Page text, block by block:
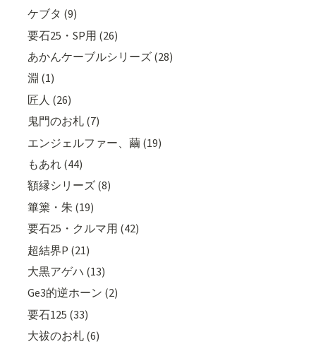
ケブタ (9)
要石25・SP用 (26)
あかんケーブルシリーズ (28)
淵 (1)
匠人 (26)
鬼門のお札 (7)
エンジェルファー、繭 (19)
もあれ (44)
額縁シリーズ (8)
篳篥・朱 (19)
要石25・クルマ用 (42)
超結界P (21)
大黒アゲハ (13)
Ge3的逆ホーン (2)
要石125 (33)
大祓のお札 (6)